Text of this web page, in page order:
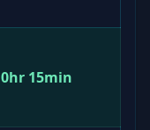
0hr 15min